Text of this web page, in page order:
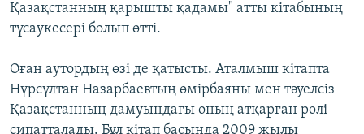
АРНАЙЫ ЖОБАЛАР
Русский
ЖАЗЫЛЫҢЫЗ
Қазақстанның қарышты қадамы" атты кітабының
тұсаукесері болып өтті.
Оған аутордың өзі де қатысты. Аталмыш кітапта
Нұрсұлтан Назарбаевтың өмірбаяны мен тәуелсіз
Қазақстанның дамуындағы оның атқарған ролі
сипатталады. Бұл кітап басында 2009 жылы